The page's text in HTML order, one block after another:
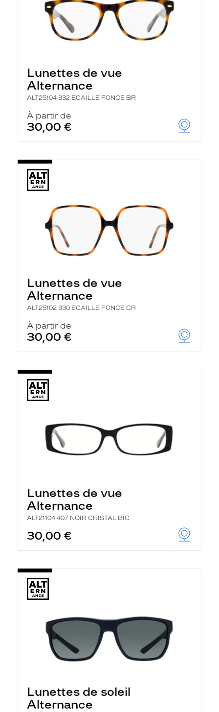
Lunettes de vue
Alternance
ALT25104 332 ECAILLE FONCE BR
À partir de
30,00 €
Lunettes de vue
Alternance
ALT25102 330 ECAILLE FONCE CR
À partir de
30,00 €
Lunettes de vue
Alternance
ALT21104 407 NOIR CRISTAL BIC
30,00 €
Lunettes de soleil
Alternance